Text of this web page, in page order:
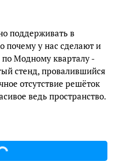
поддерживать в
почему у нас сделают и
Модному кварталу -
стенд, провалившийся
отсутствие решёток
ведь пространство.